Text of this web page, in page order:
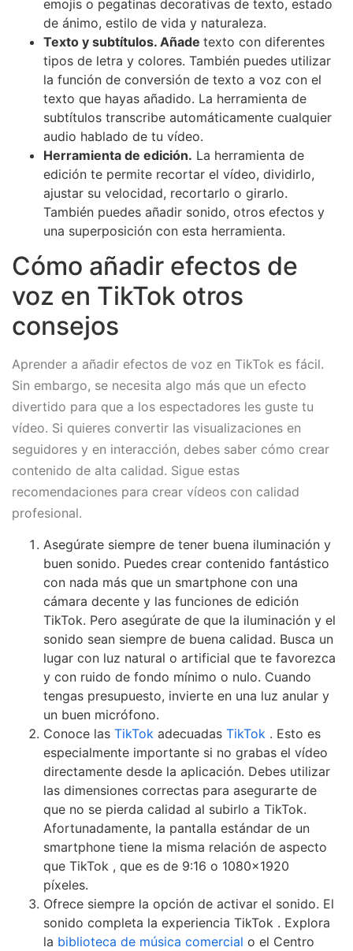
emojis o pegatinas decorativas de texto, estado
de ánimo, estilo de vida y naturaleza.
Texto y subtítulos. Añade texto con diferentes
tipos de letra y colores. También puedes utilizar
la función de conversión de texto a voz con el
texto que hayas añadido. La herramienta de
subtítulos transcribe automáticamente cualquier
audio hablado de tu vídeo.
Herramienta de edición. La herramienta de
edición te permite recortar el vídeo, dividirlo,
ajustar su velocidad, recortarlo o girarlo.
También puedes añadir sonido, otros efectos y
una superposición con esta herramienta.
Cómo añadir efectos de
voz en TikTok otros
consejos
Aprender a añadir efectos de voz en TikTok es fácil.
Sin embargo, se necesita algo más que un efecto
divertido para que a los espectadores les guste tu
vídeo. Si quieres convertir las visualizaciones en
seguidores y en interacción, debes saber cómo crear
contenido de alta calidad. Sigue estas
recomendaciones para crear vídeos con calidad
profesional.
Asegúrate siempre de tener buena iluminación y
buen sonido. Puedes crear contenido fantástico
con nada más que un smartphone con una
cámara decente y las funciones de edición
TikTok. Pero asegúrate de que la iluminación y el
sonido sean siempre de buena calidad. Busca un
lugar con luz natural o artificial que te favorezca
y con ruido de fondo mínimo o nulo. Cuando
tengas presupuesto, invierte en una luz anular y
un buen micrófono.
Conoce las TikTok adecuadas TikTok . Esto es
especialmente importante si no grabas el vídeo
directamente desde la aplicación. Debes utilizar
las dimensiones correctas para asegurarte de
que no se pierda calidad al subirlo a TikTok.
Afortunadamente, la pantalla estándar de un
smartphone tiene la misma relación de aspecto
que TikTok , que es de 9:16 o 1080×1920
píxeles.
Ofrece siempre la opción de activar el sonido. El
sonido completa la experiencia TikTok . Explora
la biblioteca de música comercial o el Centro